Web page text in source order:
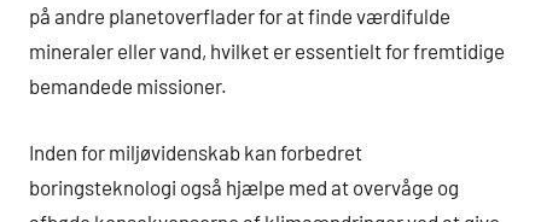
på andre planetoverflader for at finde værdifulde
mineraler eller vand, hvilket er essentielt for fremtidige
bemandede missioner.
Inden for miljøvidenskab kan forbedret
boringsteknologi også hjælpe med at overvåge og